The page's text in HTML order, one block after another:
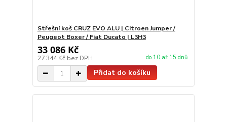
Střešní koš CRUZ EVO ALU | Citroen Jumper /
Peugeot Boxer / Fiat Ducato | L3H3
33 086 Kč
27 344 Kč bez DPH do 10 až 15 dnů
Přidat do košíku